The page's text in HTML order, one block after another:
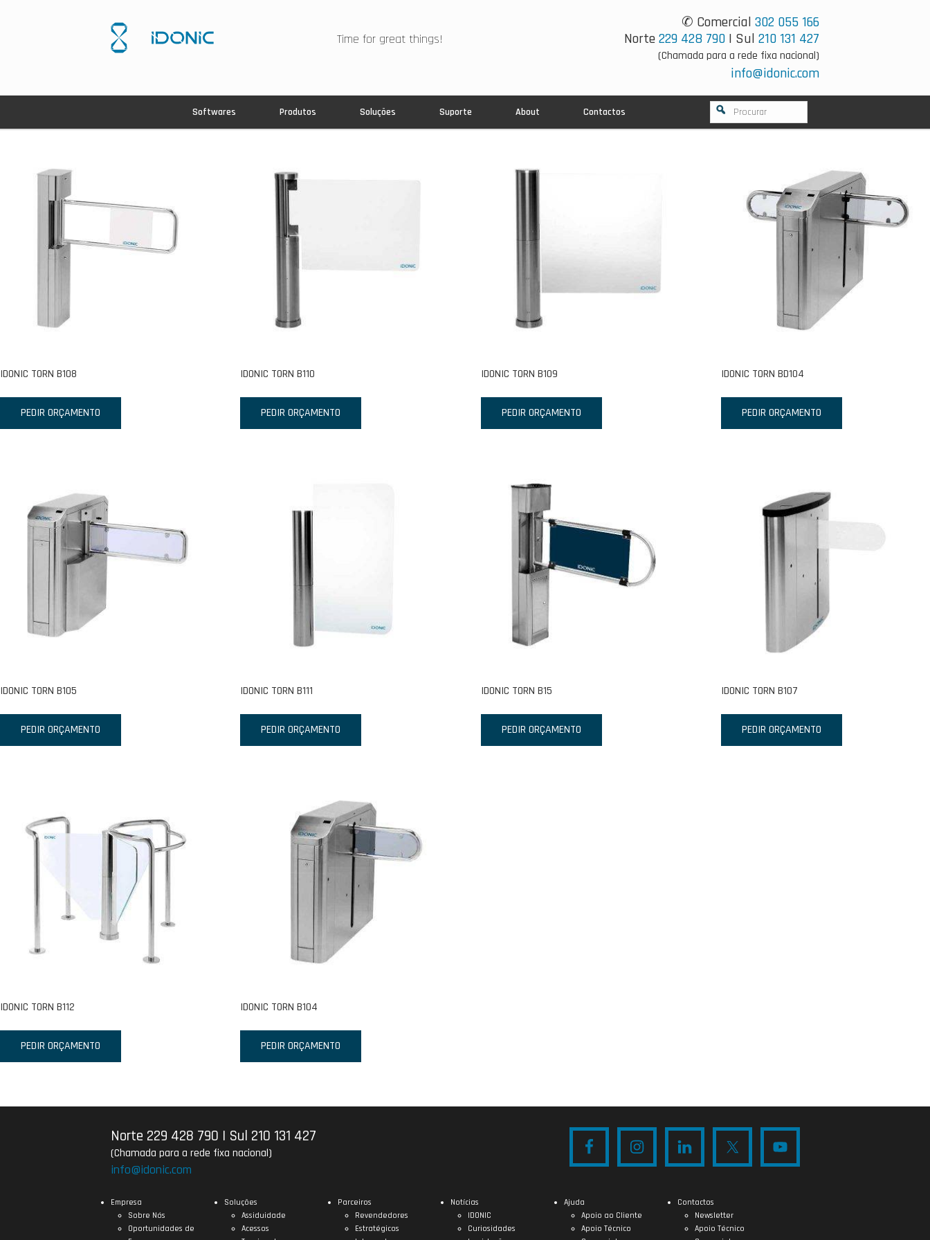
Time for great things!
✆ Comercial 302 055 166
Norte229 428 790 | Sul 210 131 427
(Chamada para a rede fixa nacional)
info@idonic.com
Softwares Produtos Soluções Suporte About Contactos
IDONIC TORN B108
PEDIR ORÇAMENTO
IDONIC TORN B110
PEDIR ORÇAMENTO
IDONIC TORN B109
PEDIR ORÇAMENTO
IDONIC TORN BD104
PEDIR ORÇAMENTO
IDONIC TORN B105
PEDIR ORÇAMENTO
IDONIC TORN B111
PEDIR ORÇAMENTO
IDONIC TORN B15
PEDIR ORÇAMENTO
IDONIC TORN B107
PEDIR ORÇAMENTO
IDONIC TORN B112
PEDIR ORÇAMENTO
IDONIC TORN B104
PEDIR ORÇAMENTO
Norte 229 428 790 | Sul 210 131 427
(Chamada para a rede fixa nacional)
info@idonic.com
Empresa
Sobre Nós
Oportunidades de
Soluções
Assiduidade
Acessos
Parceiros
Revendedores
Estratégicos
Notícias
IDONIC
Curiosidades
Ajuda
Apoio ao Cliente
Apoio Técnico
Contactos
Newsletter
Apoio Técnico